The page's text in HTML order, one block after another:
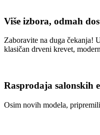
Više izbora, odmah
Zaboravite na duga čekanja!
klasičan drveni krevet,
Rasprodaja salonskih
Osim novih modela,